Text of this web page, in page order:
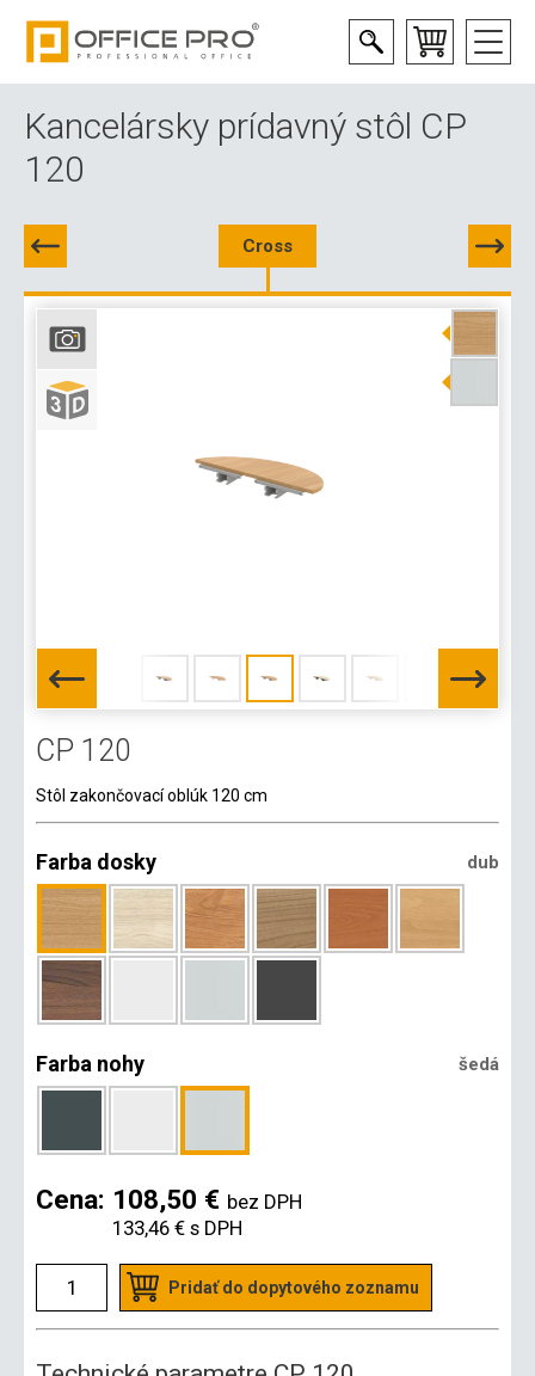
Kancelársky prídavný stôl CP
120
Cross
CP 120
Stôl zakončovací oblúk 120 cm
Farba dosky dub
Farba nohy šedá
Cena: 108,50 € bez DPH
133,46 € s DPH
Pridať do dopytového zoznamu